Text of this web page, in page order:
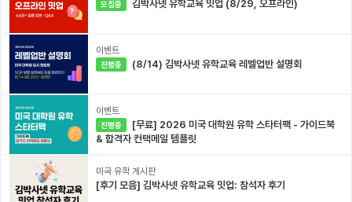
모집중 김박사넷 유학교육 밋업 (8/29, 오프라인)
이벤트
진행중 (8/14) 김박사넷 유학교육 레벨업반 설명회
이벤트
진행중
& 합격자 컨택메일 템플릿
미국 유학 게시판
[후기 모음] 김박사넷 유학교육 밋업: 참석자 후기